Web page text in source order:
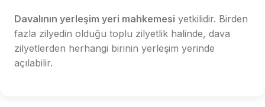
Davalının yerleşim yeri mahkemesi yetkilidir. Birden
fazla zilyedin olduğu toplu zilyetlik halinde, dava
zilyetlerden herhangi birinin yerleşim yerinde
açılabilir.